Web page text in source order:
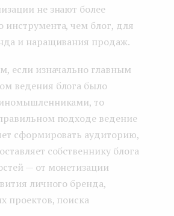
не знают более
инструмента, чем блог, для
и наращивания продаж.
если изначально главным
ведения блога было
то
подходе ведение
сформировать аудиторию,
собственнику блога
— от монетизации
личного бренда,
проектов, поиска